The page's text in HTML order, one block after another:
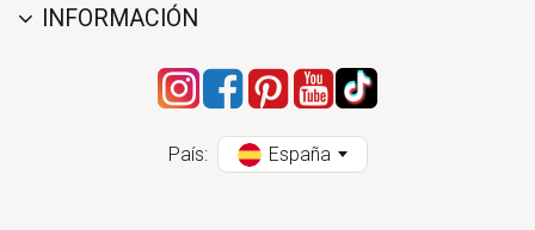
INFORMACIÓN
País: España